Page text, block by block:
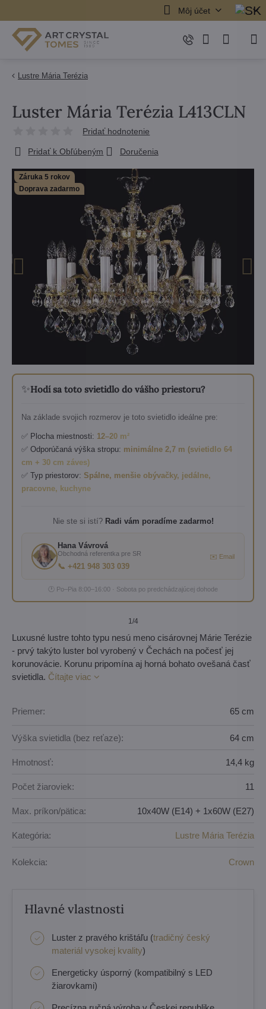
Môj účet
Lustre Mária Terézia
Záruka 5 rokov
Doprava zadarmo
✨Hodí sa toto svietidlo do vášho priestoru?
Na základe svojich rozmerov je toto svietidlo ideálne pre:
✅ Plocha miestnosti: 12–20 m²
✅ Odporúčaná výška stropu: minimálne 2,7 m (svietidlo 64
cm + 30 cm záves)
✅ Typ priestorov: Spálne, menšie obývačky, jedálne,
pracovne, kuchyne
Nie ste si istí? Radi vám poradíme zadarmo!
Hana Vávrová
Obchodná referentka pre SR
📞 +421 948 303 039
✉️ Email
🕐 Po–Pia 8:00–16:00 · Sobota po predchádzajúcej dohode
1/4
Luster Mária Terézia L413CLN
Pridať hodnotenie
Pridať k Obľúbeným Doručenia
Luxusné lustre tohto typu nesú meno cisárovnej Márie Terézie
- prvý takýto luster bol vyrobený v Čechách na počesť jej
korunovácie. Korunu pripomína aj horná bohato ovešaná časť
svietidla. Čítajte viac
Priemer: 65 cm
Výška svietidla (bez reťaze): 64 cm
Hmotnosť: 14,4 kg
Počet žiaroviek: 11
Max. príkon/pätica: 10x40W (E14) + 1x60W (E27)
Kategória: Lustre Mária Terézia
Kolekcia: Crown
Hlavné vlastnosti
Luster z pravého krištáľu (tradičný český
materiál vysokej kvality)
Energeticky úsporný (kompatibilný s LED
žiarovkami)